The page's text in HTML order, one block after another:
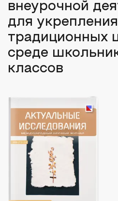
внеурочной
для
традиционных
среде
классов